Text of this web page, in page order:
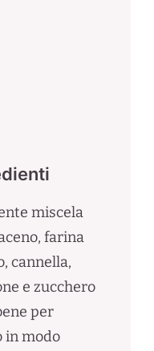
miscela
farina
cannella,
e zucchero
per
in modo